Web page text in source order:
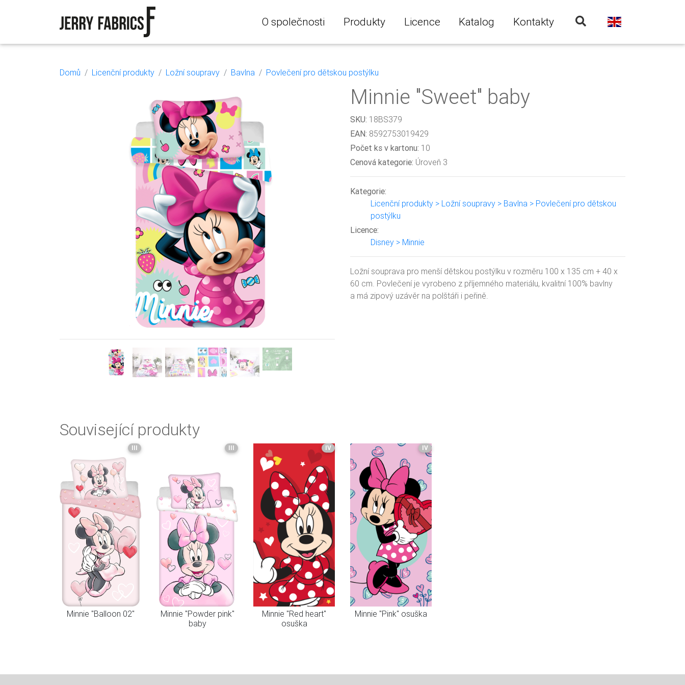
O společnosti Produkty Licence Katalog Kontakty
Domů Licenční produkty Ložní soupravy Bavlna Povlečení pro dětskou postýlku
Minnie "Sweet" baby
SKU: 18BS379
EAN: 8592753019429
Počet ks v kartonu: 10
Cenová kategorie: Úroveň 3
Kategorie:
Licenční produkty > Ložní soupravy > Bavlna > Povlečení pro dětskou
postýlku
Licence:
Disney > Minnie
Ložní souprava pro menší dětskou postýlku v rozměru 100 x 135 cm + 40 x
60 cm. Povlečení je vyrobeno z příjemného materiálu, kvalitní 100% bavlny
a má zipový uzávěr na polštáři i peřině.
Související produkty
III
Minnie "Balloon 02"
III
Minnie "Powder pink"
baby
IV
Minnie "Red heart"
osuška
IV
Minnie "Pink" osuška